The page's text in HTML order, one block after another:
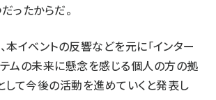
ったからだ。
本イベントの反響などを元に「インター
ムの未来に懸念を感じる個人の方の拠
して今後の活動を進めていくと発表し